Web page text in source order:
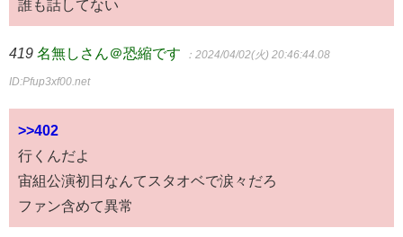
誰も話してない
419 名無しさん＠恐縮です ：2024/04/02(火) 20:46:44.08
ID:Pfup3xf00.net
>>402
行くんだよ
宙組公演初日なんてスタオベで涙々だろ
ファン含めて異常